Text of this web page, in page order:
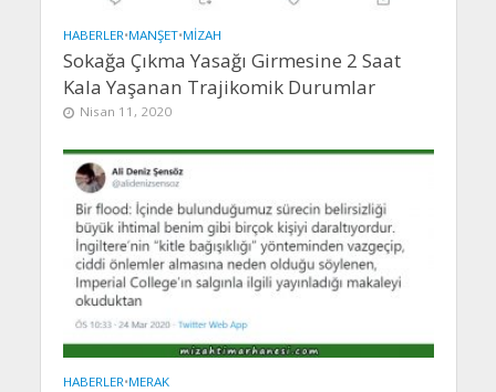
HABERLER•MANŞET•MIZAH
Sokağa Çıkma Yasağı Girmesine 2 Saat
Kala Yaşanan Trajikomik Durumlar
Nisan 11, 2020
HABERLER•MERAK